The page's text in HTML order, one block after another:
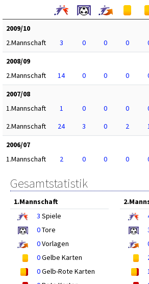
2009/10
2.Mannschaft
3 0 0 0
2008/09
2.Mannschaft
14 0 0 0
2007/08
1.Mannschaft
1 0 0 0
2.Mannschaft
24 3 0 2
2006/07
1.Mannschaft
2 0 0 0
Gesamtstatistik
1.Mannschaft
3 Spiele
0Tore
0Vorlagen
0Gelbe Karten
0Gelb-Rote Karten